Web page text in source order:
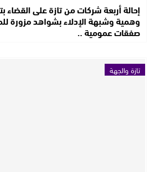
إحالة أربعة شركات من تازة على القضاء
وهمية وشبهة الإدلاء بشواهد مزورة
صفقات عمومية ..
تازة والجهة